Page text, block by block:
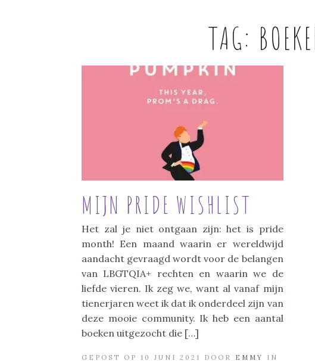
TAG:
MIJN PRIDE WISHLIST
Het zal je niet ontgaan zijn: het is pride
month! Een maand waarin er wereldwijd
aandacht gevraagd wordt voor de belangen
van LBGTQIA+ rechten en waarin we de
liefde vieren. Ik zeg we, want al vanaf mijn
tienerjaren weet ik dat ik onderdeel zijn van
deze mooie community. Ik heb een aantal
boeken uitgezocht die […]
GEPOST OP 10 JUNI 2021 DOOR EMMY
IN